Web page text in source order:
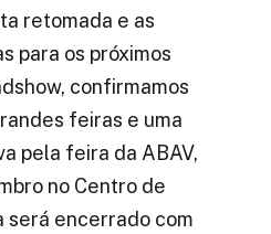
retomada e as
para os próximos
confirmamos
feiras e uma
pela feira da ABAV,
no Centro de
será encerrado com